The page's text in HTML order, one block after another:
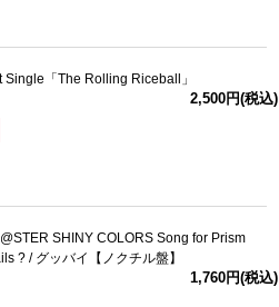
Single「The Rolling Riceball」
2,500円(税込)
SHINY COLORS Song for Prism
? / グッバイ【ノクチル盤】
1,760円(税込)